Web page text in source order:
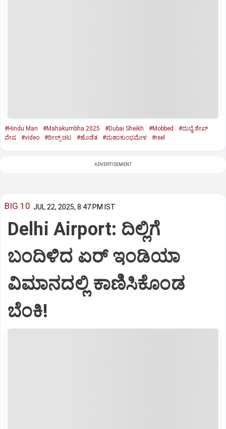
#Hindu Man #Mahakumbha 2025 #Dubai Sheikh #Mobbed
#ದುಬೈ ಶೇಖ್‌
ವೇಷ
#video #ರೀಲ್ಸ್‌ ಚಟ #ಹೊಡೆತ #ಮಹಾಕುಂಭಮೇಳ #reel
ADVERTISEMENT
BIG 10 JUL 22, 2025, 8:47 PM IST
Delhi Airport: ದಿಲ್ಲಿಗೆ
ಬಂದಿಳಿದ ಏರ್‌ ಇಂಡಿಯಾ
ವಿಮಾನದಲ್ಲಿ ಕಾಣಿಸಿಕೊಂಡ
ಬೆಂಕಿ!